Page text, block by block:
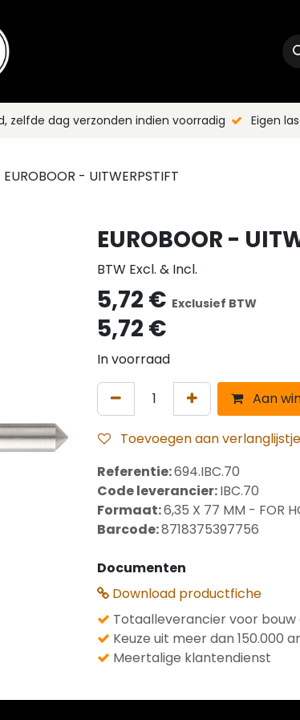
zelfde dag verzonden indien voorradig Eigen
EUROBOOR - UITWERPSTIFT
EUROBOOR -
BTW Excl. & Incl.
5,72 € Exclusief BTW
5,72 €
In voorraad
Aan
Toevoegen aan verlanglijstje
Referentie:694.IBC.70
Code leverancier:IBC.70
Formaat:6,35 X 77 MM - FOR
Barcode:8718375397756
Documenten
Download productfiche
Totaalleverancier voor bouw
Keuze uit meer dan 150.000
Meertalige klantendienst